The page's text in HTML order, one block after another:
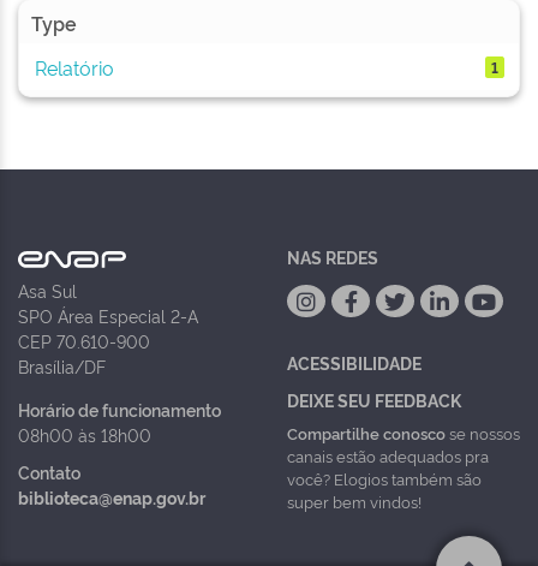
Type
Relatório
1
Asa Sul
SPO Área Especial 2-A
CEP 70.610-900
Brasília/DF
Horário de funcionamento
08h00 às 18h00
Contato
biblioteca@enap.gov.br
NAS REDES
ACESSIBILIDADE
DEIXE SEU FEEDBACK
Compartilhe conoscose nossos
canais estão adequados pra
você? Elogios também são
super bem vindos!